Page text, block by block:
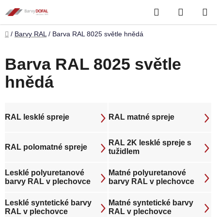
na
obsah
Hledat
KOŠÍK
Domů
/ Barvy RAL / Barva RAL 8025 světle hnědá
Barva RAL 8025 světle
hnědá
RAL lesklé spreje RAL matné spreje
RAL polomatné spreje
RAL 2K lesklé spreje s
tužidlem
Lesklé polyuretanové
barvy RAL v plechovce
Matné polyuretanové
barvy RAL v plechovce
Lesklé syntetické barvy
RAL v plechovce
Matné syntetické barvy
RAL v plechovce